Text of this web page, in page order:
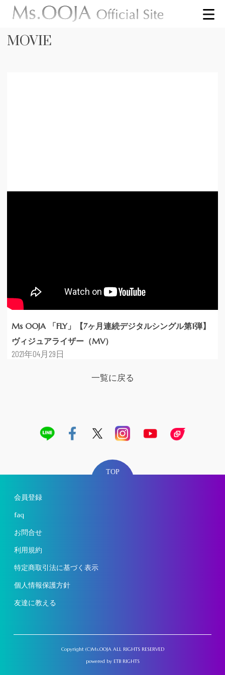
MOVIE
Ms OOJA 「FLY」【7ヶ月連続デジタルシングル第1弾】
ヴィジュアライザー（MV）
2021年04月29日
一覧に戻る
TOP
会員登録
faq
お問合せ
利用規約
特定商取引法に基づく表示
個人情報保護方針
友達に教える
Copyright (C)Ms.OOJA ALL RIGHTS RESERVED
powered by ETB RIGHTS